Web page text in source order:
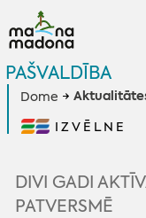
PAŠVALDĪBA
Dome
IZVĒLNE
DIVI GADI
PATVERSMĒ